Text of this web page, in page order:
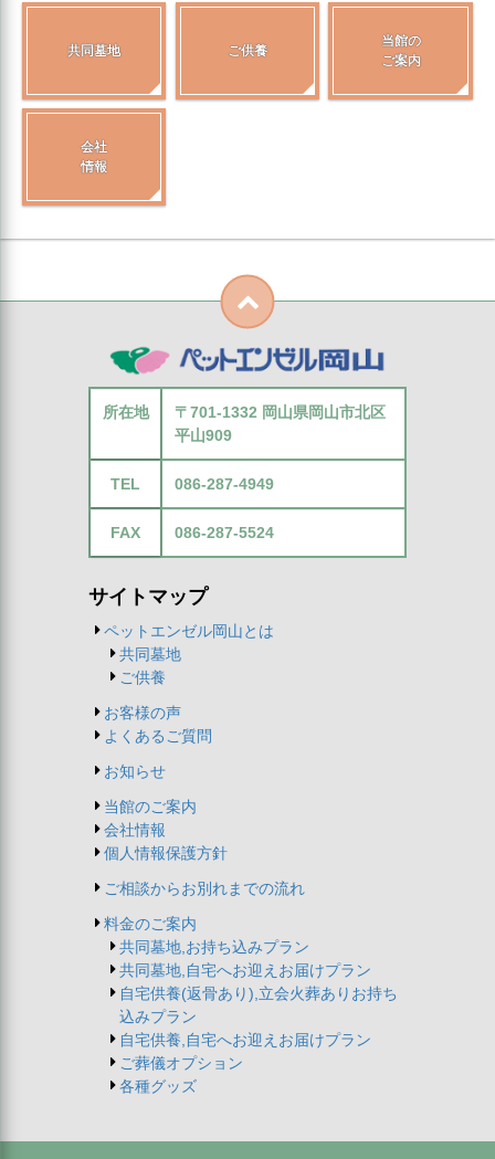
共同墓地 ご供養
当館の
ご案内
会社
情報
所在地
〒701-1332 岡山県岡山市北区
平山909
TEL 086-287-4949
FAX 086-287-5524
サイトマップ
ペットエンゼル岡山とは
共同墓地
ご供養
お客様の声
よくあるご質問
お知らせ
当館のご案内
会社情報
個人情報保護方針
ご相談からお別れまでの流れ
料金のご案内
共同墓地,お持ち込みプラン
共同墓地,自宅へお迎えお届けプラン
自宅供養(返骨あり),立会火葬ありお持ち
込みプラン
自宅供養,自宅へお迎えお届けプラン
ご葬儀オプション
各種グッズ